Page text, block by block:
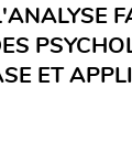
ET